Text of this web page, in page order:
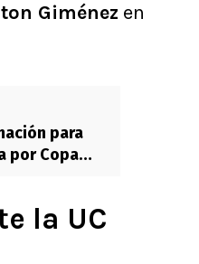
Giménez en
para
por Copa
la UC